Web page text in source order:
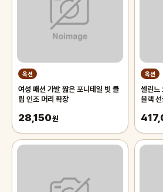
옥션
여성 패션 가발 짧은 포니테일 빗 클
립 인조 머리 확장
28,150원
옥션
셀린느
블랙